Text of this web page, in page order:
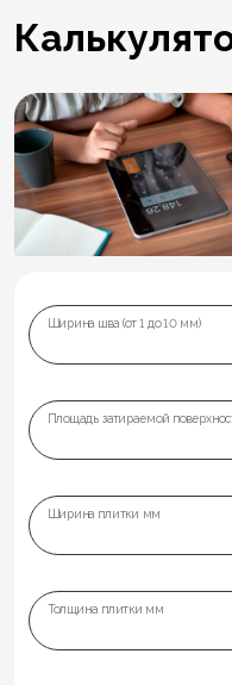
Ширина шва (от 1 до 10 мм)
Площадь затираемой
Ширина плитки мм
Толщина плитки мм